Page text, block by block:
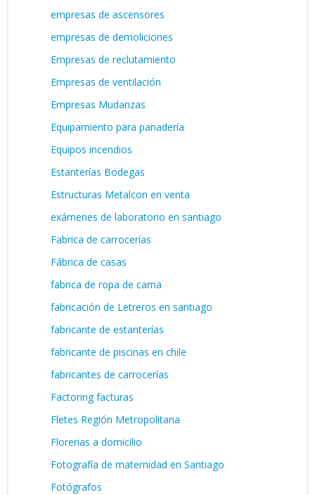
empresas de ascensores
empresas de demoliciones
Empresas de reclutamiento
Empresas de ventilación
Empresas Mudanzas
Equipamiento para panadería
Equipos incendios
Estanterías Bodegas
Estructuras Metalcon en venta
exámenes de laboratorio en santiago
Fabrica de carrocerías
Fábrica de casas
fabrica de ropa de cama
fabricación de Letreros en santiago
fabricante de estanterías
fabricante de piscinas en chile
fabricantes de carrocerías
Factoring facturas
Fletes Región Metropolitana
Florerias a domicilio
Fotografía de maternidad en Santiago
Fotógrafos